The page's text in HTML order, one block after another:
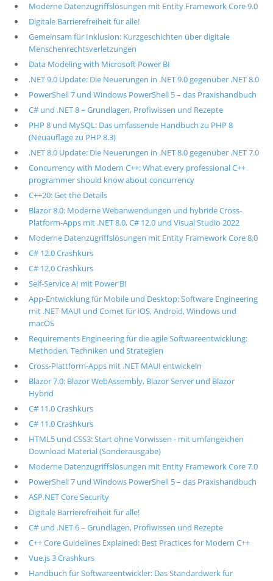
Moderne Datenzugriffslösungen mit Entity Framework Core 9.0
Digitale Barrierefreiheit für alle!
Gemeinsam für Inklusion: Kurzgeschichten über digitale
Menschenrechtsverletzungen
Data Modeling with Microsoft Power BI
.NET 9.0 Update: Die Neuerungen in .NET 9.0 gegenüber .NET 8.0
PowerShell 7 und Windows PowerShell 5 – das Praxishandbuch
C# und .NET 8 – Grundlagen, Profiwissen und Rezepte
PHP 8 und MySQL: Das umfassende Handbuch zu PHP 8
(Neuauflage zu PHP 8.3)
.NET 8.0 Update: Die Neuerungen in .NET 8.0 gegenüber .NET 7.0
Concurrency with Modern C++: What every professional C++
programmer should know about concurrency
C++20: Get the Details
Blazor 8.0: Moderne Webanwendungen und hybride Cross-
Platform-Apps mit .NET 8.0, C# 12.0 und Visual Studio 2022
Moderne Datenzugriffslösungen mit Entity Framework Core 8.0
C# 12.0 Crashkurs
C# 12.0 Crashkurs
Self-Service AI mit Power BI
App-Entwicklung für Mobile und Desktop: Software Engineering
mit .NET MAUI und Comet für iOS, Android, Windows und
macOS
Requirements Engineering für die agile Softwareentwicklung:
Methoden, Techniken und Strategien
Cross-Plattform-Apps mit .NET MAUI entwickeln
Blazor 7.0: Blazor WebAssembly, Blazor Server und Blazor
Hybrid
C# 11.0 Crashkurs
C# 11.0 Crashkurs
HTML5 und CSS3: Start ohne Vorwissen - mit umfangeichen
Download Material (Sonderausgabe)
Moderne Datenzugriffslösungen mit Entity Framework Core 7.0
PowerShell 7 und Windows PowerShell 5 – das Praxishandbuch
ASP.NET Core Security
Digitale Barrierefreiheit für alle!
C# und .NET 6 – Grundlagen, Profiwissen und Rezepte
C++ Core Guidelines Explained: Best Practices for Modern C++
Vue.js 3 Crashkurs
Handbuch für Softwareentwickler: Das Standardwerk für